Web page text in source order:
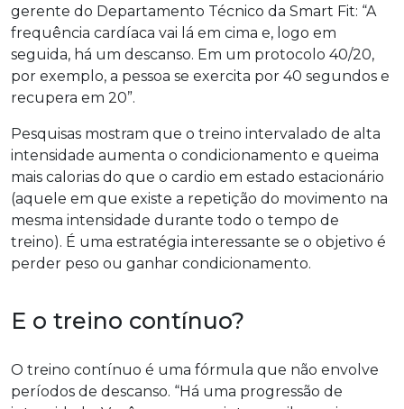
gerente do Departamento Técnico da Smart Fit: “A
frequência cardíaca vai lá em cima e, logo em
seguida, há um descanso. Em um protocolo 40/20,
por exemplo, a pessoa se exercita por 40 segundos e
recupera em 20”.
Pesquisas mostram que o treino intervalado de alta
intensidade aumenta o condicionamento e queima
mais calorias do que o cardio em estado estacionário
(aquele em que existe a repetição do movimento na
mesma intensidade durante todo o tempo de
treino). É uma estratégia interessante se o objetivo é
perder peso ou ganhar condicionamento.
E o treino contínuo?
O treino contínuo é uma fórmula que não envolve
períodos de descanso. “Há uma progressão de